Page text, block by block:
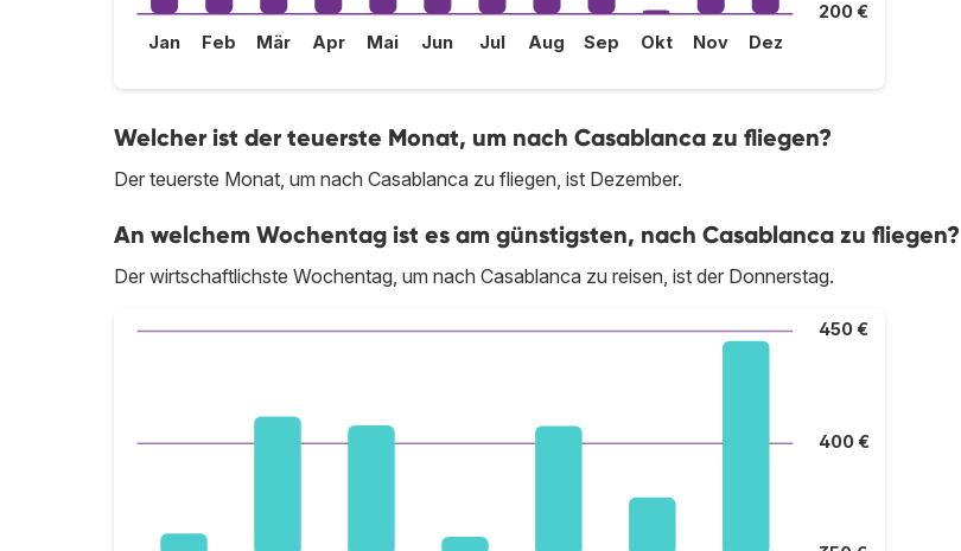
200 €
Jan Feb Mär Apr Mai Jun Jul Aug Sep Okt Nov Dez
Welcher ist der teuerste Monat, um nach Casablanca zu fliegen?
Der teuerste Monat, um nach Casablanca zu fliegen, ist Dezember.
An welchem Wochentag ist es am günstigsten, nach Casablanca zu fliegen?
Der wirtschaftlichste Wochentag, um nach Casablanca zu reisen, ist der Donnerstag.
400 €
450 €